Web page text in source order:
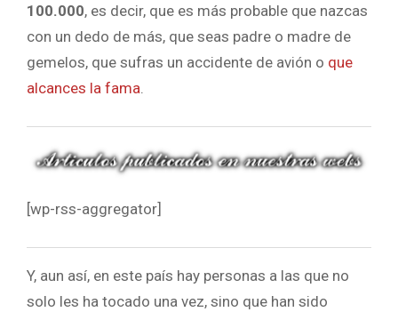
100.000, es decir, que es más probable que nazcas
con un dedo de más, que seas padre o madre de
gemelos, que sufras un accidente de avión o que
alcances la fama
[wp-rss-aggregator]
Y, aun así, en este país hay personas a las que no
solo les ha tocado una vez, sino que han sido